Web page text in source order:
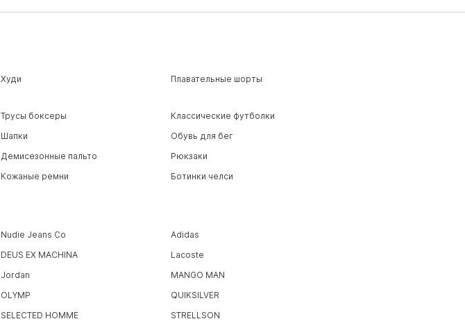
Худи Плавательные шорты
Трусы боксеры
Классические футболки
Шапки
Обувь для бег
Демисезонные пальто
Рюкзаки
Кожаные ремни Ботинки челси
Nudie Jeans Co
Adidas
DEUS EX MACHINA
Lacoste
Jordan
MANGO MAN
OLYMP
QUIKSILVER
SELECTED HOMME STRELLSON